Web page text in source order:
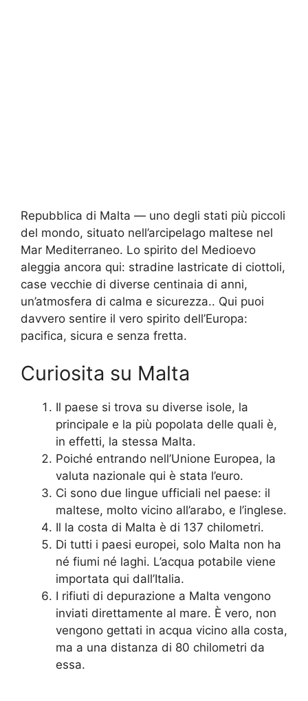
Repubblica di Malta — uno degli stati più piccoli
del mondo, situato nell’arcipelago maltese nel
Mar Mediterraneo. Lo spirito del Medioevo
aleggia ancora qui: stradine lastricate di ciottoli,
case vecchie di diverse centinaia di anni,
un’atmosfera di calma e sicurezza.. Qui puoi
davvero sentire il vero spirito dell’Europa:
pacifica, sicura e senza fretta.
Curiosita su Malta
Il paese si trova su diverse isole, la
principale e la più popolata delle quali è,
in effetti, la stessa Malta.
Poiché entrando nell’Unione Europea, la
valuta nazionale qui è stata l’euro.
Ci sono due lingue ufficiali nel paese: il
maltese, molto vicino all’arabo, e l’inglese.
Il la costa di Malta è di 137 chilometri.
Di tutti i paesi europei, solo Malta non ha
né fiumi né laghi. L’acqua potabile viene
importata qui dall’Italia.
I rifiuti di depurazione a Malta vengono
inviati direttamente al mare. È vero, non
vengono gettati in acqua vicino alla costa,
ma a una distanza di 80 chilometri da
essa.